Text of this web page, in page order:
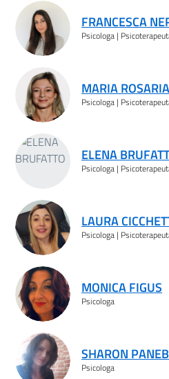
FRANCESCA
Psicologa |
MARIA
Psicologa |
ELENA
Psicologa |
LAURA
Psicologa |
MONICA FIGUS
Psicologa
SHARON
Psicologa